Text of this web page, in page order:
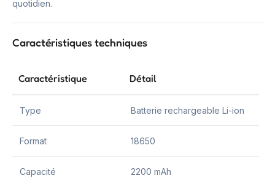
quotidien.
Caractéristiques techniques
Caractéristique Détail
Type Batterie rechargeable Li-ion
Format 18650
Capacité 2200 mAh